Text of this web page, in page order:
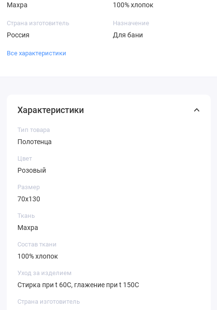
Махра 100% хлопок
Страна изготовитель
Россия
Назначение
Для бани
Все характеристики
Характеристики
Тип товара
Полотенца
Цвет
Розовый
Размер
70х130
Ткань
Махра
Состав ткани
100% хлопок
Уход за изделием
Стирка при t 60С, глажение при t 150С
Страна изготовитель